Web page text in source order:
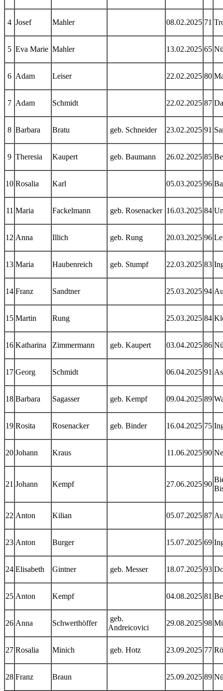
4 Josef Mahler 08.02.2025 71
5 Eva Marie Mahler 13.02.2025 65
6 Adam Leiser 22.02.2025 80
7 Adam Schmidt 22.02.2025 87
8 Barbara Bratu geb. Schneider 23.02.2025 91
9 Theresia Kaupert geb. Baumann 26.02.2025 85
10 Rosalia Karl 05.03.2025 96
11 Maria Fackelmann geb. Rosenacker 16.03.2025 84
12 Anna Illich geb. Rung 20.03.2025 96
13 Maria Haubenreich geb. Stumpf 22.03.2025 83
14 Franz Sandtner 25.03.2025 94
15 Martin Rung 25.03.2025 84
16 Katharina Zimmermann geb. Kaupert 03.04.2025 86
17 Georg Schmidt 06.04.2025 91
18 Barbara Sagasser geb. Kempf 09.04.2025 89
19 Rosita Rosenacker geb. Binder 16.04.2025 75
20 Johann Kraus 11.06.2025 90
21 Johann Kempf 27.06.2025 90
22 Anton Kilian 05.07.2025 87
23 Anton Burger 15.07.2025 69
24 Elisabeth Gintner geb. Messer 18.07.2025 93
25 Anton Kempf 04.08.2025 81
26 Anna Schwerthöffer
geb.
Andreicovici
29.08.2025 98
27 Rosalia Minich geb. Hotz 23.09.2025 77
28 Franz Braun 25.09.2025 89